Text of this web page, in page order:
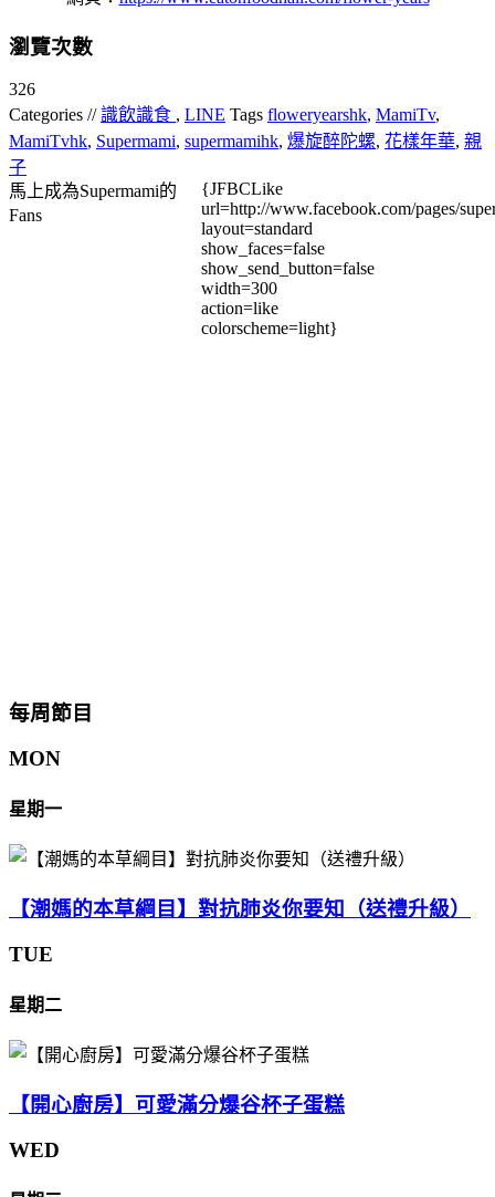
瀏覽次數
326
Categories //識飲識食 , LINE Tags floweryearshk, MamiTv,
MamiTvhk, Supermami, supermamihk, 爆旋醉陀螺, 花樣年華, 親
子
馬上成為Supermami的
Fans
{JFBCLike
url=http://www.facebook.com/pages/
layout=standard
show_faces=false
show_send_button=false
width=300
action=like
colorscheme=light}
每周節目
MON
星期一
【潮媽的本草綱目】對抗肺炎你要知（送禮升級）
TUE
星期二
【開心廚房】可愛滿分爆谷杯子蛋糕
WED